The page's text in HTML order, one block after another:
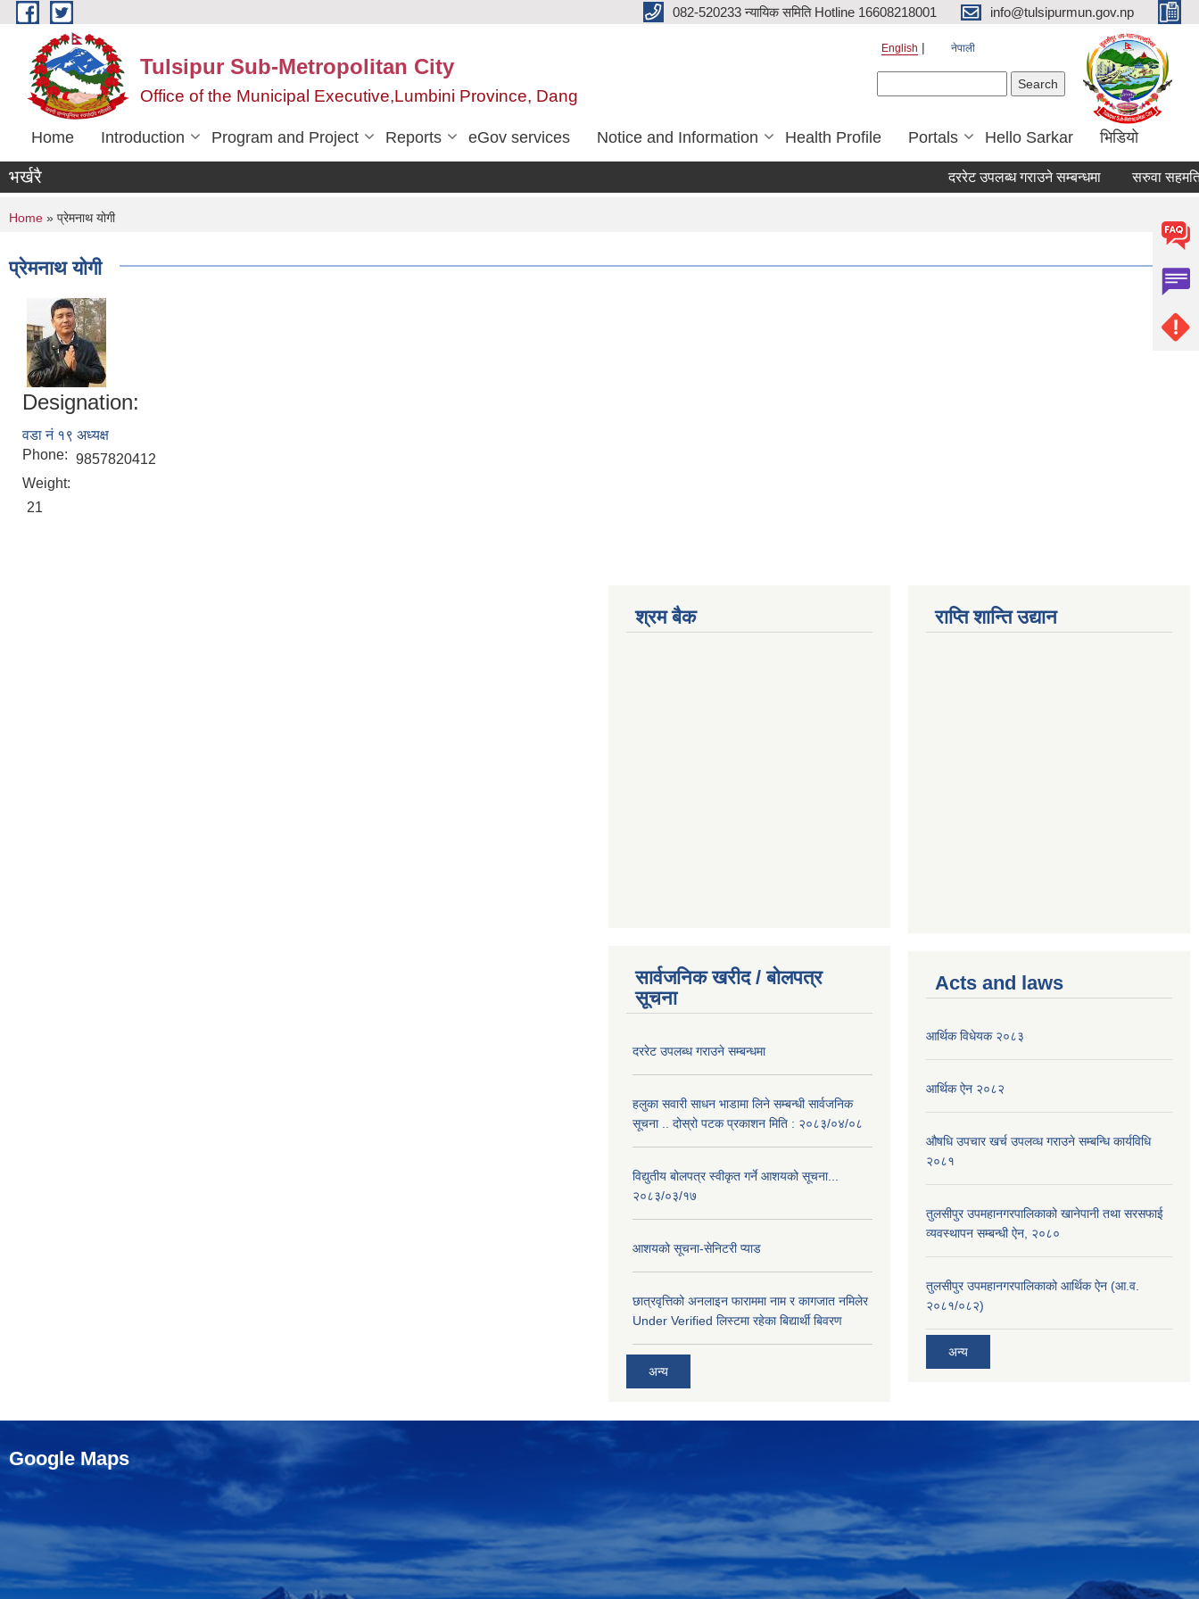
Skip to main content 082-520233 न्यायिक समिति Hotline 16608218001 info@tulsipurmun.gov.np
Tulsipur Sub-Metropolitan City
Office of the Municipal Executive,Lumbini Province, Dang
English नेपाली
Home Introduction Program and Project Reports eGov services Notice and Information Health Profile Portals Hello Sarkar भिडियो
भर्खरै दररेट उपलब्ध गराउने सम्बन्धमा सरुवा सहमतिका
You are here
Home » प्रेमनाथ योगी
प्रेमनाथ योगी
Designation:
वडा नं १९ अध्यक्ष
Phone: 9857820412
Weight:
21
श्रम बैक
सार्वजनिक खरीद / बोलपत्र
सूचना
दररेट उपलब्ध गराउने सम्बन्धमा
हलुका सवारी साधन भाडामा लिने सम्बन्धी सार्वजनिक
सूचना .. दोस्रो पटक प्रकाशन मिति : २०८३/०४/०८
विद्युतीय बोलपत्र स्वीकृत गर्ने आशयको सूचना...
२०८३/०३/१७
आशयको सूचना-सेनिटरी प्याड
छात्रवृत्तिको अनलाइन फाराममा नाम र कागजात नमिलेर
Under Verified लिस्टमा रहेका बिद्यार्थी बिवरण
अन्य
राप्ति शान्ति उद्यान
Acts and laws
आर्थिक विधेयक २०८३
आर्थिक ऐन २०८२
औषधि उपचार खर्च उपलव्ध गराउने सम्बन्धि कार्यविधि
२०८१
तुलसीपुर उपमहानगरपालिकाको खानेपानी तथा सरसफाई
व्यवस्थापन सम्बन्धी ऐन, २०८०
तुलसीपुर उपमहानगरपालिकाको आर्थिक ऐन (आ.व.
२०८१/०८२)
अन्य
Google Maps